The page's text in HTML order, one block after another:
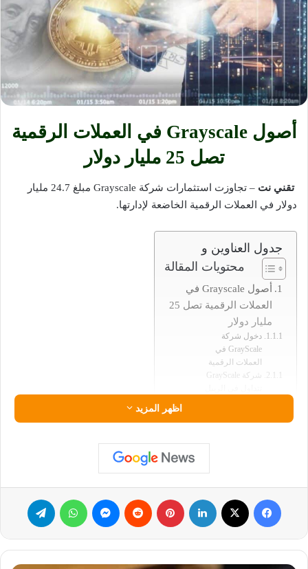
أصول Grayscale في العملات الرقمية
تصل 25 مليار دولار
تقني نت
– تجاوزت استثمارات شركة Grayscale مبلغ 24.7 مليار
دولار في العملات الرقمية الخاضعة لإدارتها.
جدول العناوين و
محتويات المقالة
أصول Grayscale في
العملات الرقمية تصل 25
مليار دولار
دخول شركة
GrayScale في
العملات الرقمية
شركة GrayScale
هذا الأمر يعني أنها ارتفعت بنحو 13 ضعف منذ الربع الأول من عام
Investments في 12 يناير 2021 على موقع تويتر.
حيث أشارت الشركة في تغريدتها الى أنها وصلت إلى 25 مليار دولار
من الأصول الخاضعة للإدارة (AUM).
اظهر المزيد
فيسبوك لينكدإن بينتيريست ماسنجر واتساب